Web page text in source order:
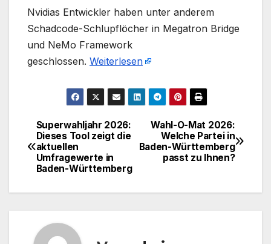
​Nvidias Entwickler haben unter anderem
Schadcode-Schlupflöcher in Megatron Bridge
und NeMo Framework
geschlossen. Weiterlesen
Beitragsnavigation
Wahl-O-Mat 2026:
Welche Partei in
Baden-Württemberg
passt zu Ihnen?
Superwahljahr 2026:
Dieses Tool zeigt die
aktuellen
Umfragewerte in
Baden-Württemberg